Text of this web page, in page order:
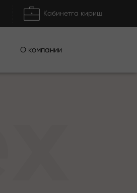
Кабинетга кириш
О компании